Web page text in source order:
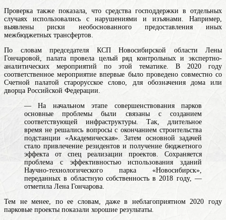
Проверка также показала, что средства господдержки в отдельных
случаях использовались с нарушениями и изъянами. Например,
выявлены риски необоснованного предоставления иных
межбюджетных трансфертов.
По словам председателя КСП Новосибирской области Лены
Гончаровой, палата провела целый ряд контрольных и экспертно-
аналитических мероприятий по этой тематике. В 2020 году
соответственное мероприятие впервые было проведено совместно со
Счетнойпалатойстарорусское слово, для обозначения дома или
дворца Российской Федерации.
— На начальном этапе совершенствования парков
основные проблемы были связаны с созданием
соответствующей инфраструктуры. Так, длительное
время не решались вопросы с окончанием строительства
подстанции «Академическая». Затем основной задачей
стало привлечение резидентов и получение бюджетного
эффекта от спец реализации проектов. Сохраняется
проблема с эффективностью использования зданий
Научно-технологического парка «Новосибирск»,
переданных в областную собственность в 2018 году, —
отметила Лена Гончарова.
Тем не менее, по ее словам, даже в неблагоприятном 2020 году
парковые проекты показали хорошие результаты.